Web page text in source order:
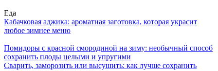
Еда
Кабачковая аджика: ароматная заготовка, которая украсит
любое зимнее меню
Помидоры с красной смородиной на зиму: необычный способ
сохранить плоды целыми и упругими
Сварить, заморозить или высушить: как лучше сохранить